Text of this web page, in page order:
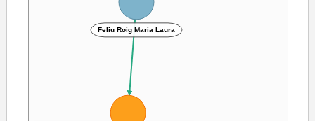
Feliu Roig Maria Laura